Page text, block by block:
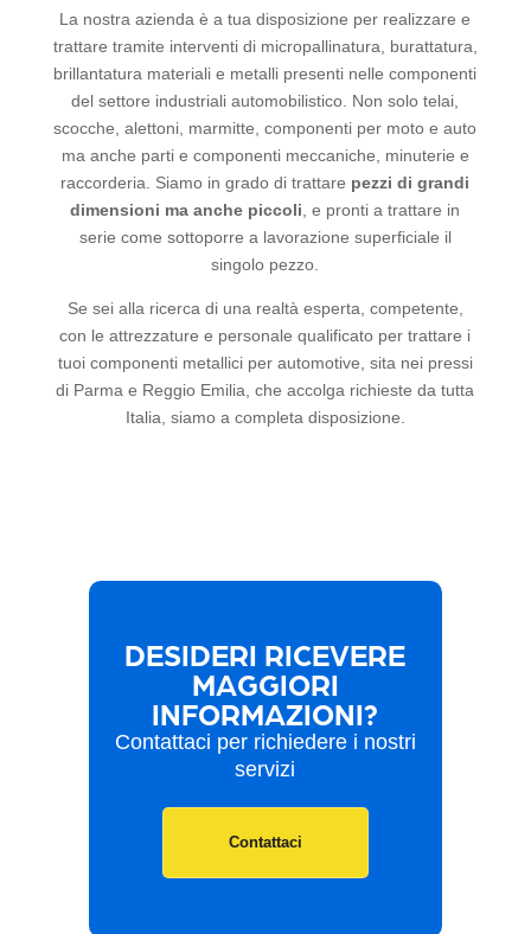
La nostra azienda è a tua disposizione per realizzare e
trattare tramite interventi di micropallinatura, burattatura,
brillantatura materiali e metalli presenti nelle componenti
del settore industriali automobilistico. Non solo telai,
scocche, alettoni, marmitte, componenti per moto e auto
ma anche parti e componenti meccaniche, minuterie e
raccorderia. Siamo in grado di trattare pezzi di grandi
dimensioni ma anche piccoli , e pronti a trattare in
serie come sottoporre a lavorazione superficiale il
singolo pezzo.
Se sei alla ricerca di una realtà esperta, competente,
con le attrezzature e personale qualificato per trattare i
tuoi componenti metallici per automotive, sita nei pressi
di Parma e Reggio Emilia, che accolga richieste da tutta
Italia, siamo a completa disposizione.
DESIDERI RICEVERE
MAGGIORI
INFORMAZIONI?
Contattaci per richiedere i nostri
servizi
Contattaci